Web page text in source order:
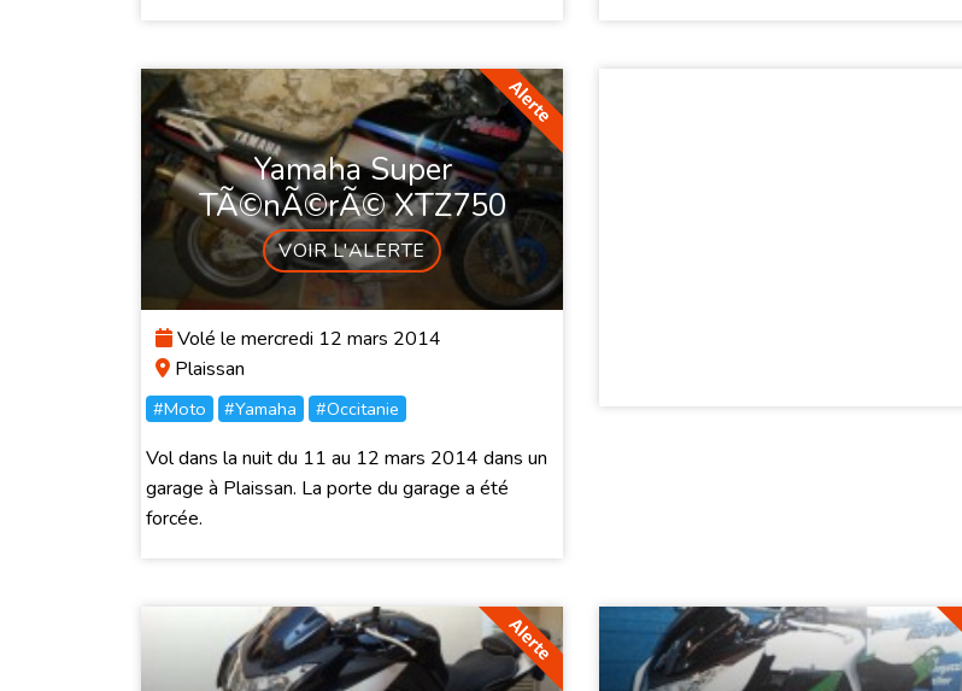
Yamaha Super
TÃ©nÃ©rÃ© XTZ750
VOIR L'ALERTE
Volé le mercredi 12 mars 2014
Plaissan
#Moto #Yamaha #Occitanie
Vol dans la nuit du 11 au 12 mars 2014 dans un
garage à Plaissan. La porte du garage a été
forcée.